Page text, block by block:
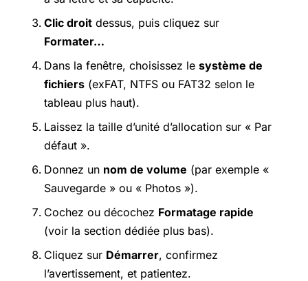
Clic droit dessus, puis cliquez sur
Formater…
Dans la fenêtre, choisissez le système de
fichiers (exFAT, NTFS ou FAT32 selon le
tableau plus haut).
Laissez la taille d’unité d’allocation sur « Par
défaut ».
Donnez un nom de volume (par exemple «
Sauvegarde » ou « Photos »).
Cochez ou décochez Formatage rapide
(voir la section dédiée plus bas).
Cliquez sur Démarrer, confirmez
l’avertissement, et patientez.